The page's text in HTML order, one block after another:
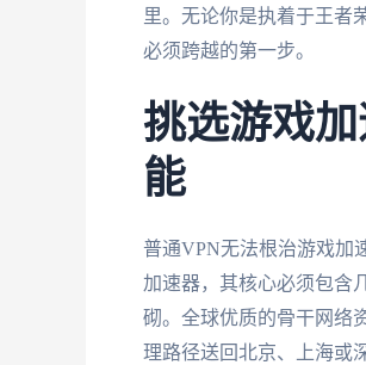
里。无论你是执着于王者
必须跨越的第一步。
挑选游戏
能
普通VPN无法根治游戏加
加速器，其核心必须包含
砌。全球优质的骨干网络
理路径送回北京、上海或